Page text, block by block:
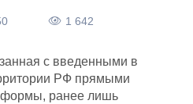
1 642
с введенными в
РФ прямыми
ранее лишь